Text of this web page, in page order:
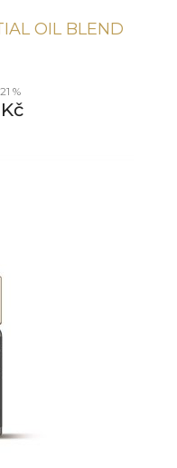
OIL BLEND
%
Kč